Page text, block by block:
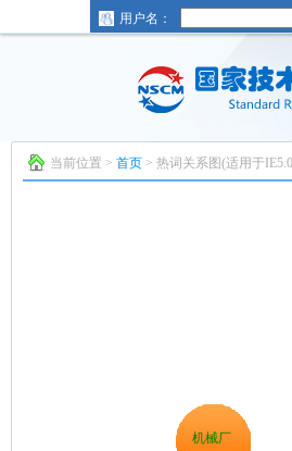
用户名：
当前位置 > 首页 > 热词关系图(适用于
机械厂